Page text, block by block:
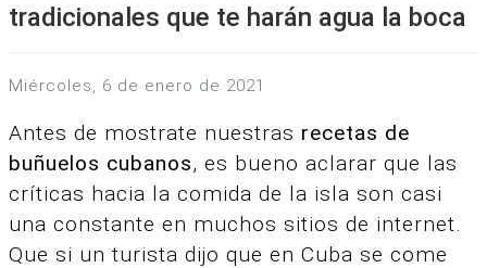
tradicionales que te harán agua la boca
miércoles, 6 de enero de 2021
Antes de mostrate nuestras recetas de
buñuelos cubanos, es bueno aclarar que las
críticas hacia la comida de la isla son casi
una constante en muchos sitios de internet.
Que si un turista dijo que en Cuba se come